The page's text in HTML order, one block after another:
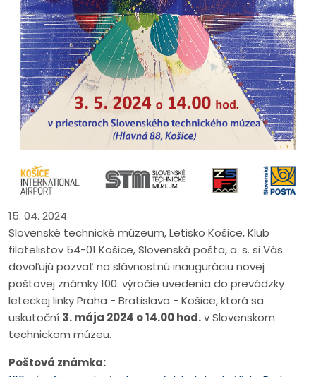
15. 04. 2024
Slovenské technické múzeum, Letisko Košice, Klub
filatelistov 54-01 Košice, Slovenská pošta, a. s. si Vás
dovoľujú pozvať na slávnostnú inauguráciu novej
poštovej známky 100. výročie uvedenia do prevádzky
leteckej linky Praha - Bratislava - Košice, ktorá sa
uskutoční 3. mája 2024 o 14.00 hod.v Slovenskom
technickom múzeu.
Poštová známka: